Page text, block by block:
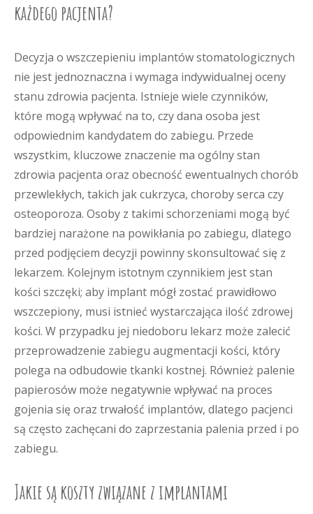
każdego pacjenta?
Decyzja o wszczepieniu implantów stomatologicznych
nie jest jednoznaczna i wymaga indywidualnej oceny
stanu zdrowia pacjenta. Istnieje wiele czynników,
które mogą wpływać na to, czy dana osoba jest
odpowiednim kandydatem do zabiegu. Przede
wszystkim, kluczowe znaczenie ma ogólny stan
zdrowia pacjenta oraz obecność ewentualnych chorób
przewlekłych, takich jak cukrzyca, choroby serca czy
osteoporoza. Osoby z takimi schorzeniami mogą być
bardziej narażone na powikłania po zabiegu, dlatego
przed podjęciem decyzji powinny skonsultować się z
lekarzem. Kolejnym istotnym czynnikiem jest stan
kości szczęki; aby implant mógł zostać prawidłowo
wszczepiony, musi istnieć wystarczająca ilość zdrowej
kości. W przypadku jej niedoboru lekarz może zalecić
przeprowadzenie zabiegu augmentacji kości, który
polega na odbudowie tkanki kostnej. Również palenie
papierosów może negatywnie wpływać na proces
gojenia się oraz trwałość implantów, dlatego pacjenci
są często zachęcani do zaprzestania palenia przed i po
zabiegu.
Jakie są koszty związane z implantami